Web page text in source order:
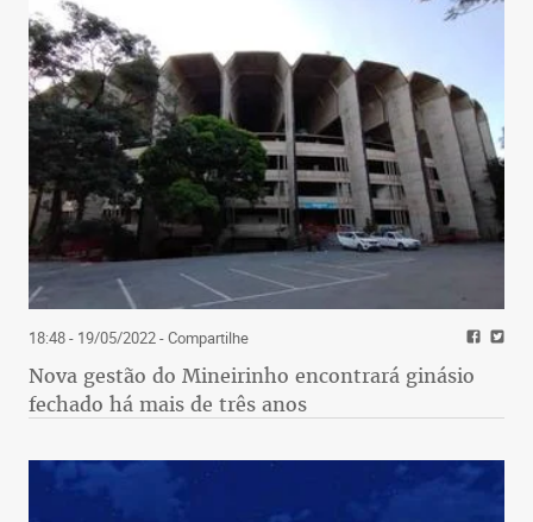
18:48 - 19/05/2022- Compartilhe
Nova gestão do Mineirinho encontrará ginásio
fechado há mais de três anos